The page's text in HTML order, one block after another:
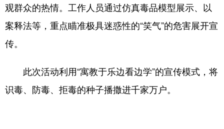
观群众的热情。工作人员通过仿真毒品模型展示、以
案释法等，重点瞄准极具迷惑性的“笑气”的危害展开宣
传。
此次活动利用“寓教于乐边看边学”的宣传模式，将
识毒、防毒、拒毒的种子播撒进千家万户。